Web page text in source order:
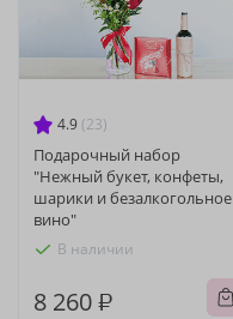
4.9 (23)
Подарочный набор
"Нежный букет, конфеты,
шарики и безалкогольное
вино"
В наличии
8 260 ₽